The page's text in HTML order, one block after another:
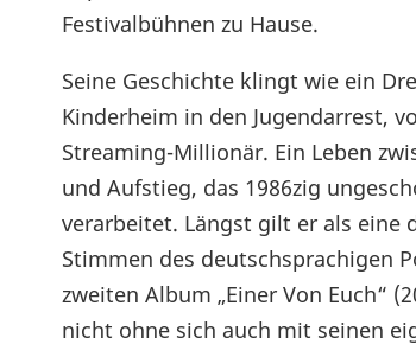
Festivalbühnen zu Hause.
Seine Geschichte klingt wie ein
Kinderheim in den Jugendarrest,
Streaming-Millionär. Ein Leben
und Aufstieg, das 1986zig
verarbeitet. Längst gilt er als eine
Stimmen des deutschsprachigen
zweiten Album „Einer Von Euch“
nicht ohne sich auch mit seinen